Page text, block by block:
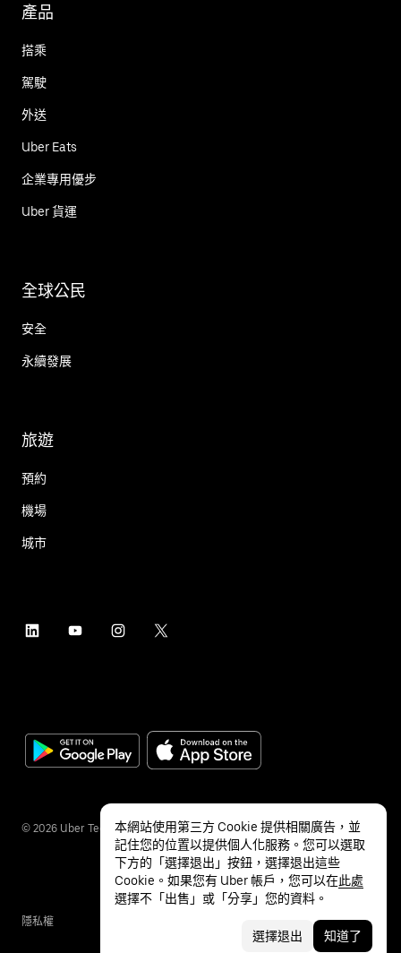
產品
搭乘
駕駛
外送
Uber Eats
企業專用優步
Uber 貨運
全球公民
安全
永續發展
旅遊
預約
機場
城市
© 2026 Uber Technologies Inc.
隱私權
本網站使用第三方 Cookie 提供相關廣告，並
記住您的位置以提供個人化服務。您可以選取
下方的「選擇退出」按鈕，選擇退出這些
Cookie。如果您有 Uber 帳戶，您可以在此處
選擇不「出售」或「分享」您的資料。
選擇退出 知道了